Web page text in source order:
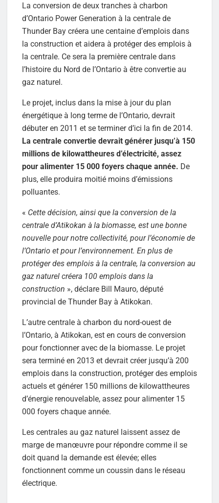
La conversion de deux tranches à charbon
d’Ontario Power Generation à la centrale de
Thunder Bay créera une centaine d’emplois dans
la construction et aidera à protéger des emplois à
la centrale. Ce sera la première centrale dans
l’histoire du Nord de l’Ontario à être convertie au
gaz naturel.
Le projet, inclus dans la mise à jour du plan
énergétique à long terme de l’Ontario, devrait
débuter en 2011 et se terminer d’ici la fin de 2014.
La centrale convertie devrait générer jusqu’à 150
millions de kilowattheures d’électricité, assez
pour alimenter 15 000 foyers chaque année. De
plus, elle produira moitié moins d’émissions
polluantes.
« Cette décision, ainsi que la conversion de la
centrale d’Atikokan à la biomasse, est une bonne
nouvelle pour notre collectivité, pour l’économie de
l’Ontario et pour l’environnement. En plus de
protéger des emplois à la centrale, la conversion au
gaz naturel créera 100 emplois dans la
construction », déclare Bill Mauro, député
provincial de Thunder Bay à Atikokan.
L’autre centrale à charbon du nord-ouest de
l’Ontario, à Atikokan, est en cours de conversion
pour fonctionner avec de la biomasse. Le projet
sera terminé en 2013 et devrait créer jusqu’à 200
emplois dans la construction, protéger des emplois
actuels et générer 150 millions de kilowattheures
d’énergie renouvelable, assez pour alimenter 15
000 foyers chaque année.
Les centrales au gaz naturel laissent assez de
marge de manœuvre pour répondre comme il se
doit quand la demande est élevée; elles
fonctionnent comme un coussin dans le réseau
électrique.